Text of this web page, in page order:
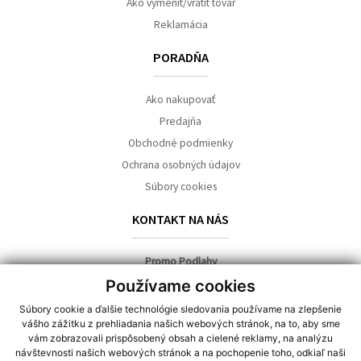
Používame cookies
Súbory cookie a ďalšie technológie sledovania používame na zlepšenie
vášho zážitku z prehliadania našich webových stránok, na to, aby sme
vám zobrazovali prispôsobený obsah a cielené reklamy, na analýzu
návštevnosti našich webových stránok a na pochopenie toho, odkiaľ naši
Reklamácia
PORADŇA
Ako nakupovať
Predajňa
Obchodné podmienky
Ochrana osobných údajov
Súbory cookies
KONTAKT NA NÁS
Promo Podlahy
predajňa:
Toryská 3
040 11 Košice